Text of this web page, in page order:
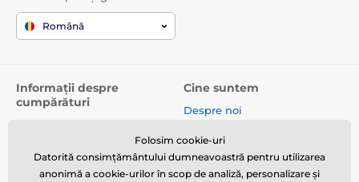
Română
Informații despre
cumpărături
Returnare produse și
Cine suntem
Despre noi
Parteneriat cu Galamodino
Folosim cookie-uri
Datorită consimțământului dumneavoastră pentru utilizarea
anonimă a cookie-urilor în scop de analiză, personalizare și